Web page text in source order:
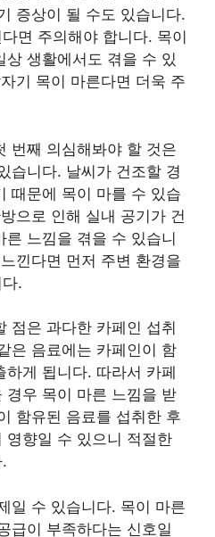
증상이 될 수도 있습니다.
면 주의해야 합니다. 목이
상 생활에서도 겪을 수 있
기 목이 마른다면 더욱 주
번째 의심해봐야 할 것은
습니다. 날씨가 건조할 경
때문에 목이 마를 수 있습
으로 인해 실내 공기가 건
른 느낌을 겪을 수 있습니
낀다면 먼저 주변 환경을
.
점은 과다한 카페인 섭취
은 음료에는 카페인이 함
게 됩니다. 따라서 카페
경우 목이 마른 느낌을 받
함유된 음료를 섭취한 후
영향일 수 있으니 적절한
일 수 있습니다. 목이 마른
급이 부족하다는 신호일